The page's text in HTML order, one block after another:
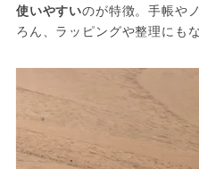
使いやすいのが特徴。手帳や
ろん、ラッピングや整理にも